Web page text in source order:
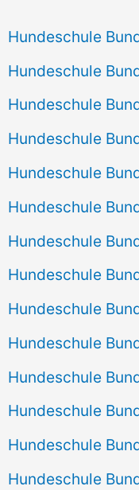
Hundeschule
Hundeschule
Hundeschule
Hundeschule
Hundeschule
Hundeschule
Hundeschule
Hundeschule
Hundeschule
Hundeschule
Hundeschule
Hundeschule
Hundeschule
Hundeschule